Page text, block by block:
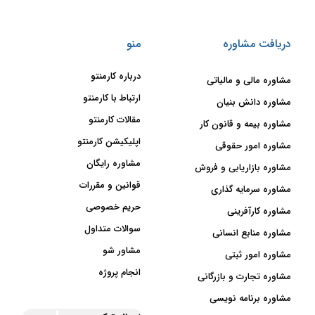
لوگو نمادی است که روی محصولات
مشاوره ثبت برند با توجه به فعالیت
هر کسب‌و‌کار، مدارک مورد نیاز در
اداره مالکیت معنوی را برای صاحبان
آن مشخص می‌کند. اداره مالکیت
معنوی از زیرمجموعه‌های قوه قضائیه
است که وظیفه ثبت برند در کشور را
عهده‌دار است. جالب است بدانید که
یک برند اعتبار مشخصی دارد و پس
از حداکثر 10 سال منقضی خواهد شد؛
البته نیاز به نگرانی نیست، مشاور
ثبت برند تجاری مراحل تمدید آن را
به صورت کامل برایتان شرح خواهد
داد.
دریافت مشاوره
مشاوره مالی و مالیاتی
مشاوره دانش بنیان
مشاوره بیمه و قانون کار
مشاوره امور حقوقی
مشاوره بازاریابی و فروش
مشاوره سرمایه گذاری
مشاوره کارآفرینی
مشاوره منابع انسانی
مشاوره امور ثبتی
مشاوره تجارت و بازرگانی
مشاوره برنامه نویسی
منو
درباره کارمنتو
ارتباط با کارمنتو
مقالات کارمنتو
اپلیکیشن کارمنتو
مشاوره رایگان
قوانین و مقررات
حریم خصوصی
سوالات متداول
مشاور شو
انجام پروژه